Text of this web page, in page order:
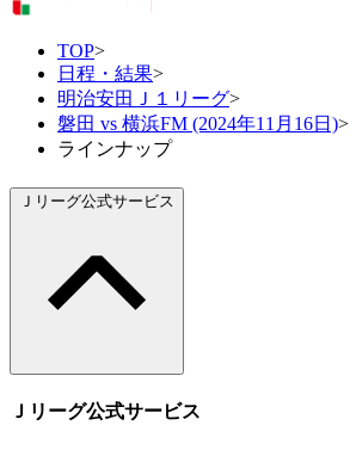
TOP>
日程・結果>
明治安田Ｊ１リーグ>
磐田 vs 横浜FM (2024年11月16日)>
ラインナップ
Ｊリーグ公式サービス
Ｊリーグ公式サービス